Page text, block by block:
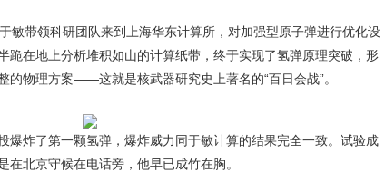
带领科研团队来到上海华东计算所，对加强型原子弹进行优化设
跪在地上分析堆积如山的计算纸带，终于实现了氢弹原理突破，形
的物理方案——这就是核武器研究史上著名的“百日会战”。
炸了第一颗氢弹，爆炸威力同于敏计算的结果完全一致。试验成
北京守候在电话旁，他早已成竹在胸。